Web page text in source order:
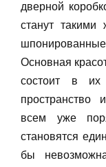
дверной
станут
Основная
состоит в их
пространство
всем уже
становятся
бы